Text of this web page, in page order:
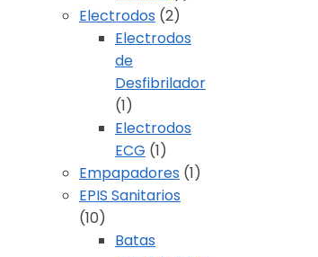
Electrodos (2)
Electrodos
de
Desfibrilador
(1)
Electrodos
ECG (1)
Empapadores (1)
EPIS Sanitarios
(10)
Batas